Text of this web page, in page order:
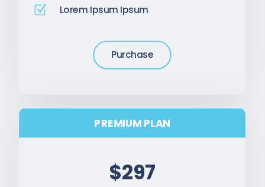
Z Lorem Ipsum Ipsum
Purchase
PREMIUM PLAN
$297